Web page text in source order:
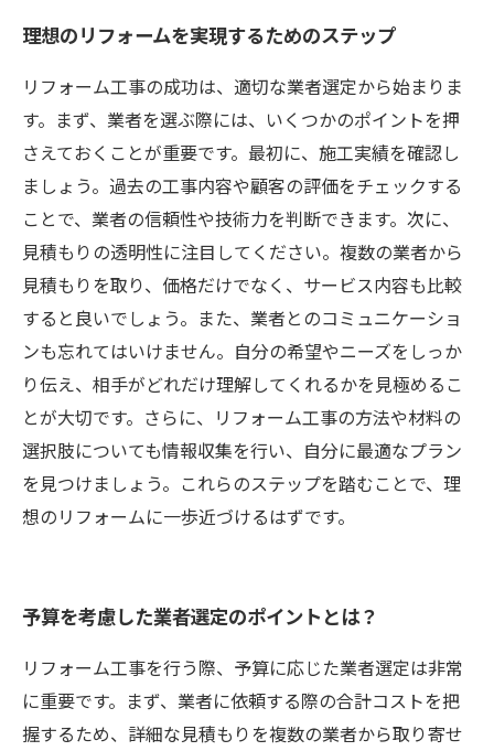
理想のリフォームを実現するためのステップ
リフォーム工事の成功は、適切な業者選定から始まりま
す。まず、業者を選ぶ際には、いくつかのポイントを押
さえておくことが重要です。最初に、施工実績を確認し
ましょう。過去の工事内容や顧客の評価をチェックする
ことで、業者の信頼性や技術力を判断できます。次に、
見積もりの透明性に注目してください。複数の業者から
見積もりを取り、価格だけでなく、サービス内容も比較
すると良いでしょう。また、業者とのコミュニケーショ
ンも忘れてはいけません。自分の希望やニーズをしっか
り伝え、相手がどれだけ理解してくれるかを見極めるこ
とが大切です。さらに、リフォーム工事の方法や材料の
選択肢についても情報収集を行い、自分に最適なプラン
を見つけましょう。これらのステップを踏むことで、理
想のリフォームに一歩近づけるはずです。
予算を考慮した業者選定のポイントとは？
リフォーム工事を行う際、予算に応じた業者選定は非常
に重要です。まず、業者に依頼する際の合計コストを把
握するため、詳細な見積もりを複数の業者から取り寄せ